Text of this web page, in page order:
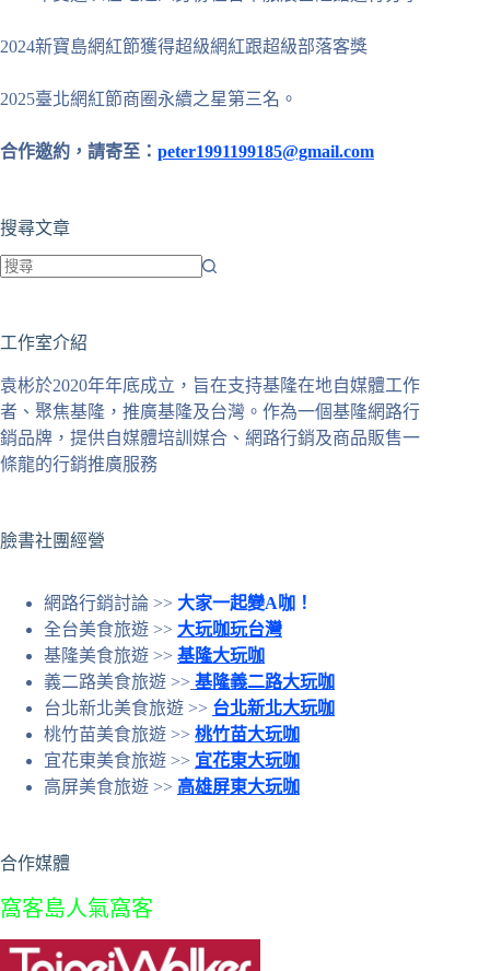
2024新寶島網紅節獲得超級網紅跟超級部落客獎
2025臺北網紅節商圈永續之星第三名。
合作邀約，請寄至： peter1991199185@gmail.com
搜尋文章
到
合
條
件
的
果
工作室介紹
袁彬於2020年年底成立，旨在支持基隆在地自媒體工作
者、聚焦基隆，推廣基隆及台灣。作為一個基隆網路行
銷品牌，提供自媒體培訓媒合、網路行銷及商品販售一
條龍的行銷推廣服務
臉書社團經營
網路行銷討論 >> 大家一起變A咖！
全台美食旅遊 >> 大玩咖玩台灣
基隆美食旅遊 >> 基隆大玩咖
義二路美食旅遊 >> 基隆義二路大玩咖
台北新北美食旅遊 >> 台北新北大玩咖
桃竹苗美食旅遊 >> 桃竹苗大玩咖
宜花東美食旅遊 >> 宜花東大玩咖
高屏美食旅遊 >> 高雄屏東大玩咖
合作媒體
窩客島人氣窩客